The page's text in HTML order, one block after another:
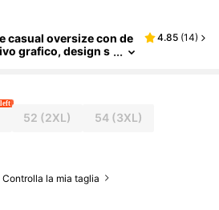
casual oversize con de
grafico, design s
4.85 (14)
52 (2XL) 54(3XL)
Controlla la mia taglia